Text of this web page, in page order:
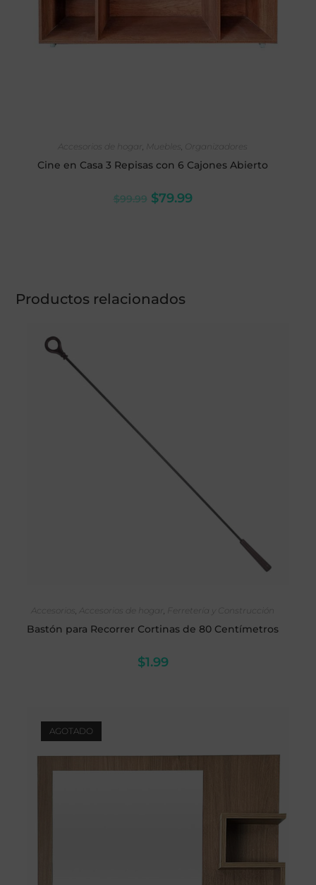
Accesorios de hogar , Muebles , Organizadores
Cine en Casa 3 Repisas con 6 Cajones Abierto
$99.99 $79.99
Productos relacionados
Accesorios , Accesorios de hogar , Ferretería y Construcción
Bastón para Recorrer Cortinas de 80 Centímetros
$1.99
AGOTADO